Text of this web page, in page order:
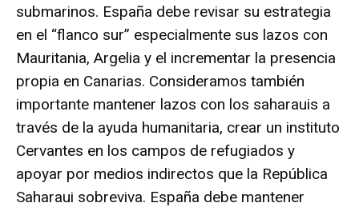
submarinos. España debe revisar su estrategia
en el “flanco sur” especialmente sus lazos con
Mauritania, Argelia y el incrementar la presencia
propia en Canarias. Consideramos también
importante mantener lazos con los saharauis a
través de la ayuda humanitaria, crear un instituto
Cervantes en los campos de refugiados y
apoyar por medios indirectos que la República
Saharaui sobreviva. España debe mantener